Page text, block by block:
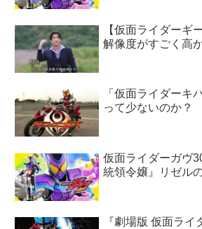
【仮面ライダーギ
解像度がすごく高
「仮面ライダーキ
って少ないのか？
仮面ライダーガヴ
統領令嬢』リゼル
『劇場版 仮面ライ